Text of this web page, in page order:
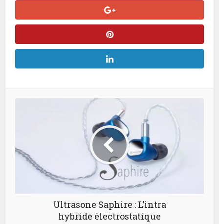
Ultrasone Saphire : L’intra
hybride électrostatique